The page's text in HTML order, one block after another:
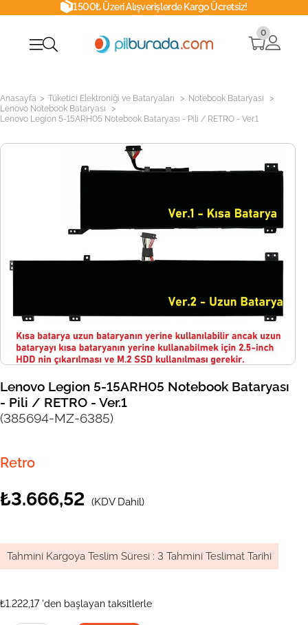
1500₺ Üzeri Alışverişlerde Kargo Ücretsiz!
0
Anasayfa > Tüketici Elektroniği ve Bataryaları > Notebook Bataryası >
Lenovo Notebook Bataryası >
Lenovo Legion 5-15ARH05 Notebook Bataryası - Pili / RETRO - Ver.1
Lenovo Legion 5-15ARH05 Notebook Bataryası
- Pili / RETRO - Ver.1
(385694-MZ-6385)
Retro
₺3.666,52 (KDV Dahil)
Tahmini Kargoya Teslim Süresi : 3 Tahmini Teslimat Tarihi
₺1.222,17 'den başlayan taksitlerle